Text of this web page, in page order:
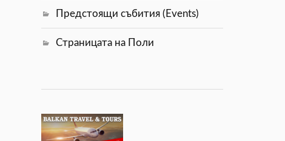
Предстоящи събития (Events)
Страницата на Поли